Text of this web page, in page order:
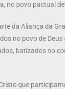
no povo pactual
da Aliança da
no povo de
batizados no
que